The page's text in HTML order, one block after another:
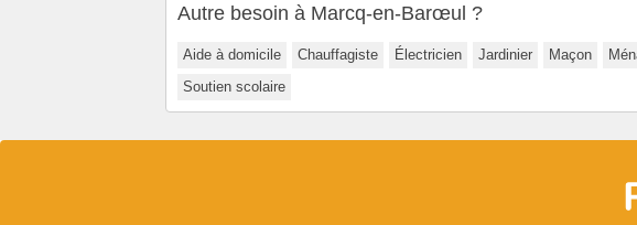
Autre besoin à Marcq-en-Barœul ?
Aide à domicile Chauffagiste Électricien Jardinier Maçon
Soutien scolaire